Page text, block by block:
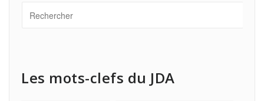
Les mots-clefs du JDA